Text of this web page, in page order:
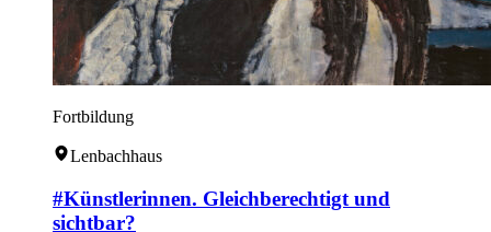
Fortbildung
Lenbachhaus
#Künstlerinnen. Gleichberechtigt und
sichtbar?